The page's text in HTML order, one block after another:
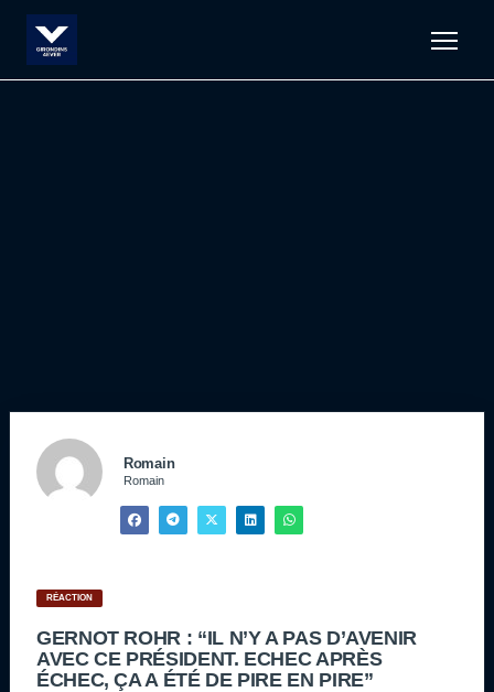
Romain
Romain
RÉACTION
GERNOT ROHR : “IL N’Y A PAS D’AVENIR
AVEC CE PRÉSIDENT. ECHEC APRÈS
ÉCHEC, ÇA A ÉTÉ DE PIRE EN PIRE”